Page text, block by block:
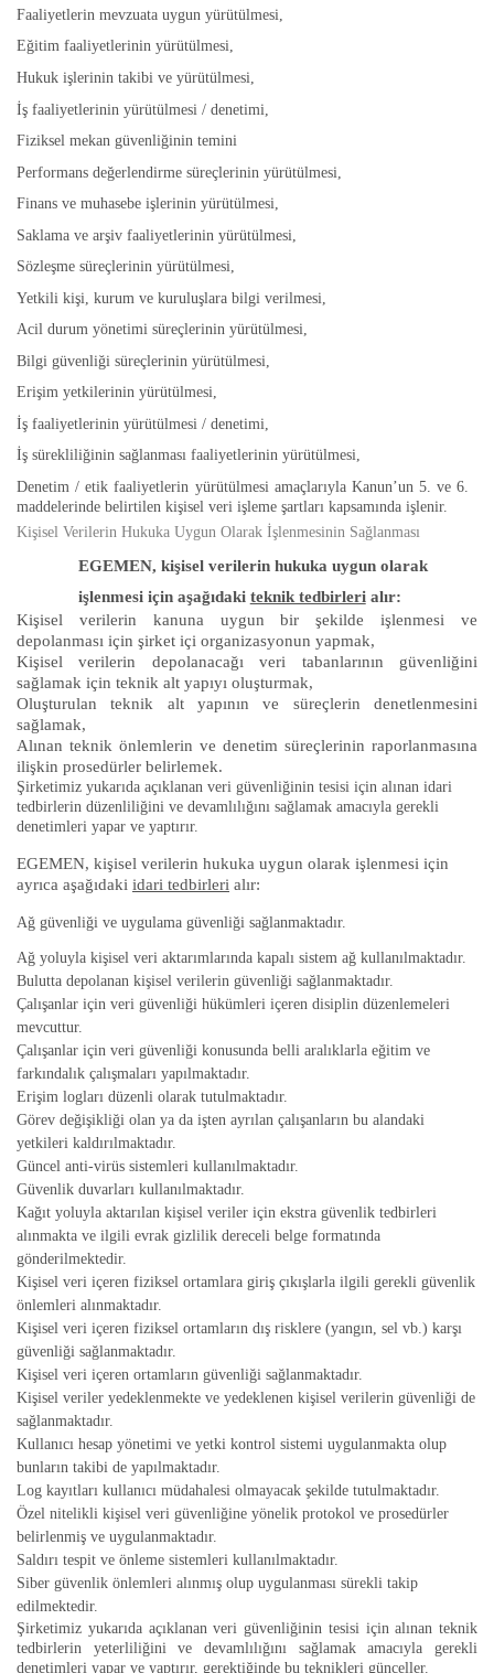
Faaliyetlerin mevzuata uygun yürütülmesi,
Eğitim faaliyetlerinin yürütülmesi,
Hukuk işlerinin takibi ve yürütülmesi,
İş faaliyetlerinin yürütülmesi / denetimi,
Fiziksel mekan güvenliğinin temini
Performans değerlendirme süreçlerinin yürütülmesi,
Finans ve muhasebe işlerinin yürütülmesi,
Saklama ve arşiv faaliyetlerinin yürütülmesi,
Sözleşme süreçlerinin yürütülmesi,
Yetkili kişi, kurum ve kuruluşlara bilgi verilmesi,
Acil durum yönetimi süreçlerinin yürütülmesi,
Bilgi güvenliği süreçlerinin yürütülmesi,
Erişim yetkilerinin yürütülmesi,
İş faaliyetlerinin yürütülmesi / denetimi,
İş sürekliliğinin sağlanması faaliyetlerinin yürütülmesi,
Denetim / etik faaliyetlerin yürütülmesi amaçlarıyla Kanun’un 5. ve 6.
maddelerinde belirtilen kişisel veri işleme şartları kapsamında işlenir.
Kişisel Verilerin Hukuka Uygun Olarak İşlenmesinin Sağlanması
EGEMEN, kişisel verilerin hukuka uygun olarak
işlenmesi için aşağıdaki teknik tedbirlerialır:
Kişisel verilerin kanuna uygun bir şekilde işlenmesi ve
depolanması için şirket içi organizasyonun yapmak,
Kişisel verilerin depolanacağı veri tabanlarının güvenliğini
sağlamak için teknik alt yapıyı oluşturmak,
Oluşturulan teknik alt yapının ve süreçlerin denetlenmesini
sağlamak,
Alınan teknik önlemlerin ve denetim süreçlerinin raporlanmasına
ilişkin prosedürler belirlemek.
Şirketimiz yukarıda açıklanan veri güvenliğinin tesisi için alınan idari
tedbirlerin düzenliliğini ve devamlılığını sağlamak amacıyla gerekli
denetimleri yapar ve yaptırır.
EGEMEN, kişisel verilerin hukuka uygun olarak işlenmesi için
ayrıca aşağıdaki idari tedbirleri alır:
Ağ güvenliği ve uygulama güvenliği sağlanmaktadır.
Ağ yoluyla kişisel veri aktarımlarında kapalı sistem ağ kullanılmaktadır.
Bulutta depolanan kişisel verilerin güvenliği sağlanmaktadır.
Çalışanlar için veri güvenliği hükümleri içeren disiplin düzenlemeleri
mevcuttur.
Çalışanlar için veri güvenliği konusunda belli aralıklarla eğitim ve
farkındalık çalışmaları yapılmaktadır.
Erişim logları düzenli olarak tutulmaktadır.
Görev değişikliği olan ya da işten ayrılan çalışanların bu alandaki
yetkileri kaldırılmaktadır.
Güncel anti-virüs sistemleri kullanılmaktadır.
Güvenlik duvarları kullanılmaktadır.
Kağıt yoluyla aktarılan kişisel veriler için ekstra güvenlik tedbirleri
alınmakta ve ilgili evrak gizlilik dereceli belge formatında
gönderilmektedir.
Kişisel veri içeren fiziksel ortamlara giriş çıkışlarla ilgili gerekli güvenlik
önlemleri alınmaktadır.
Kişisel veri içeren fiziksel ortamların dış risklere (yangın, sel vb.) karşı
güvenliği sağlanmaktadır.
Kişisel veri içeren ortamların güvenliği sağlanmaktadır.
Kişisel veriler yedeklenmekte ve yedeklenen kişisel verilerin güvenliği de
sağlanmaktadır.
Kullanıcı hesap yönetimi ve yetki kontrol sistemi uygulanmakta olup
bunların takibi de yapılmaktadır.
Log kayıtları kullanıcı müdahalesi olmayacak şekilde tutulmaktadır.
Özel nitelikli kişisel veri güvenliğine yönelik protokol ve prosedürler
belirlenmiş ve uygulanmaktadır.
Saldırı tespit ve önleme sistemleri kullanılmaktadır.
Siber güvenlik önlemleri alınmış olup uygulanması sürekli takip
edilmektedir.
Şirketimiz yukarıda açıklanan veri güvenliğinin tesisi için alınan teknik
tedbirlerin yeterliliğini ve devamlılığını sağlamak amacıyla gerekli
denetimleri yapar ve yaptırır, gerektiğinde bu teknikleri günceller.